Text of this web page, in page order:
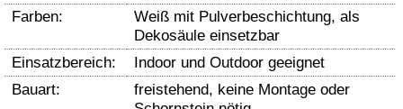
Farben:
Weiß mit Pulverbeschichtung, als
Dekosäule einsetzbar
Einsatzbereich:
Indoor und Outdoor geeignet
Bauart:
freistehend, keine Montage oder